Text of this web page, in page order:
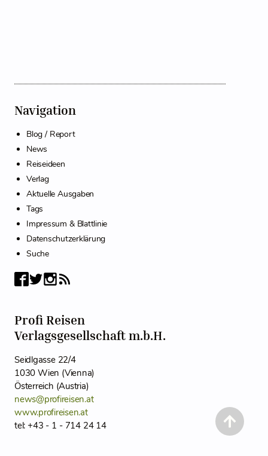
Navigation
Blog / Report
News
Reiseideen
Verlag
Aktuelle Ausgaben
Tags
Impressum & Blattlinie
Datenschutzerklärung
Suche
Profi Reisen
Verlagsgesellschaft m.b.H.
Seidlgasse 22/4
1030 Wien (Vienna)
Österreich (Austria)
news@profireisen.at
www.profireisen.at
tel: +43 - 1 - 714 24 14